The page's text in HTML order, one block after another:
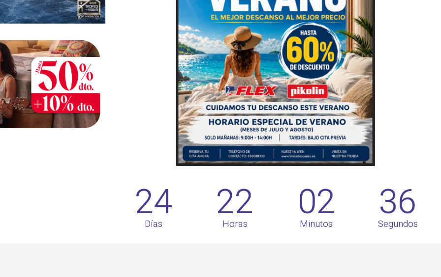
24
Días 22
Horas 02
Minutos 35
Segundos